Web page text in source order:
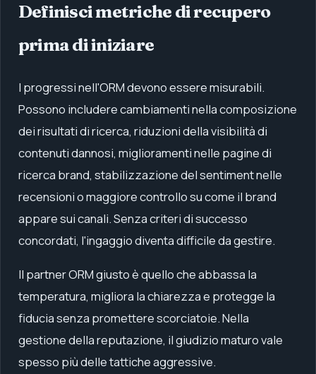
Definisci metriche di recupero
prima di iniziare
I progressi nell'ORM devono essere misurabili.
Possono includere cambiamenti nella composizione
dei risultati di ricerca, riduzioni della visibilità di
contenuti dannosi, miglioramenti nelle pagine di
ricerca brand, stabilizzazione del sentiment nelle
recensioni o maggiore controllo su come il brand
appare sui canali. Senza criteri di successo
concordati, l'ingaggio diventa difficile da gestire.
Il partner ORM giusto è quello che abbassa la
temperatura, migliora la chiarezza e protegge la
fiducia senza promettere scorciatoie. Nella
gestione della reputazione, il giudizio maturo vale
spesso più delle tattiche aggressive.